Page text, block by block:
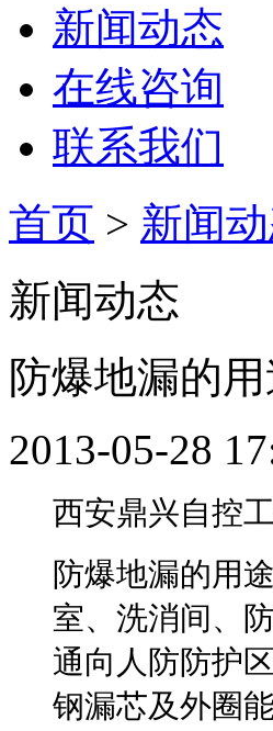
新闻动态
在线咨询
联系我们
首页 > 新闻
新闻动态
防爆地漏的
2013-05-28
西安鼎兴自控
防爆地漏的用
室、洗消间、
通向人防防护
钢漏芯及外圈